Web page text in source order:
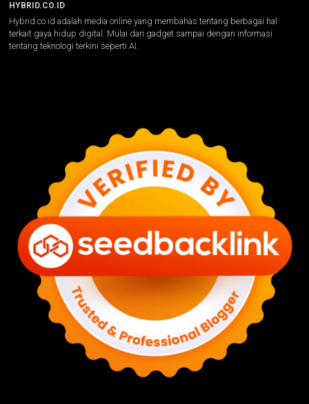
HYBRID.CO.ID
Hybrid.co.id adalah media online yang membahas tentang berbagai hal
terkait gaya hidup digital. Mulai dari gadget sampai dengan informasi
tentang teknologi terkini seperti AI.